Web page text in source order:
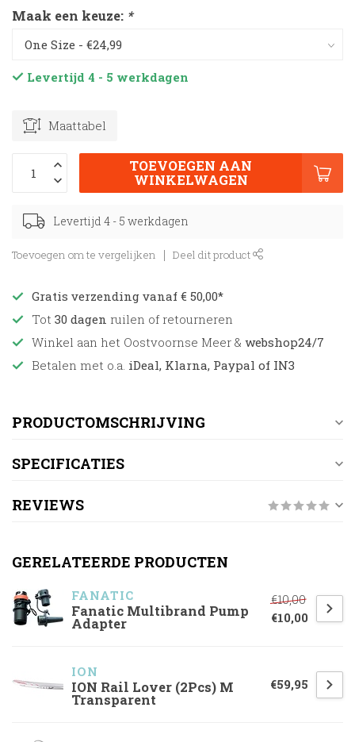
Maak een keuze: *
Levertijd 4 - 5 werkdagen
Maattabel
TOEVOEGEN AAN
WINKELWAGEN
Levertijd 4 - 5 werkdagen
Toevoegen om te vergelijken Deel dit product
Gratis verzending vanaf € 50,00*
Tot 30 dagen ruilen of retourneren
Winkel aan het Oostvoornse Meer & webshop24/7
Betalen met o.a. iDeal, Klarna, Paypal of IN3
PRODUCTOMSCHRIJVING
SPECIFICATIES
REVIEWS
GERELATEERDE PRODUCTEN
FANATIC
Fanatic Multibrand Pump
Adapter
€10,00
€10,00
ION
ION Rail Lover (2Pcs) M
Transparent
€59,95